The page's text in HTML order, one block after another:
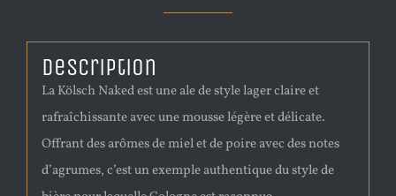
Description
La Kölsch Naked est une ale de style lager claire et
rafraîchissante avec une mousse légère et délicate.
Offrant des arômes de miel et de poire avec des notes
d’agrumes, c’est un exemple authentique du style de